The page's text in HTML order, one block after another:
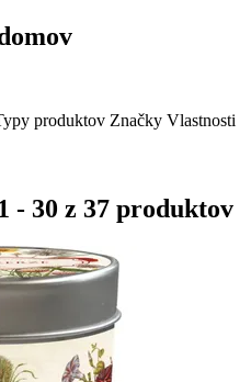
produktov Značky Vlastnosti
- 30 z 37 produktov